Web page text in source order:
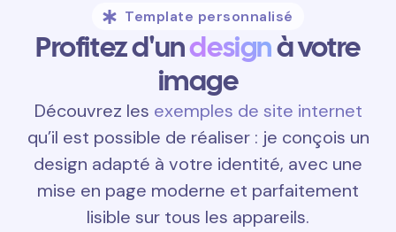
Template personnalisé
Profitez d'undesignà votre
image
Découvrez les exemples de site internet
qu’il est possible de réaliser : je conçois un
design adapté à votre identité, avec une
mise en page moderne et parfaitement
lisible sur tous les appareils.